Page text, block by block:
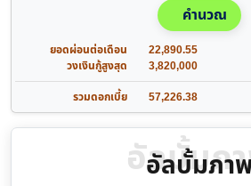
คำนวณ
ยอดผ่อนต่อเดือน 22,890.55
วงเงินกู้สูงสุด
3,820,000
รวมดอกเบี้ย
57,226.38
อัลบั้มภ
อัลบั้มภา